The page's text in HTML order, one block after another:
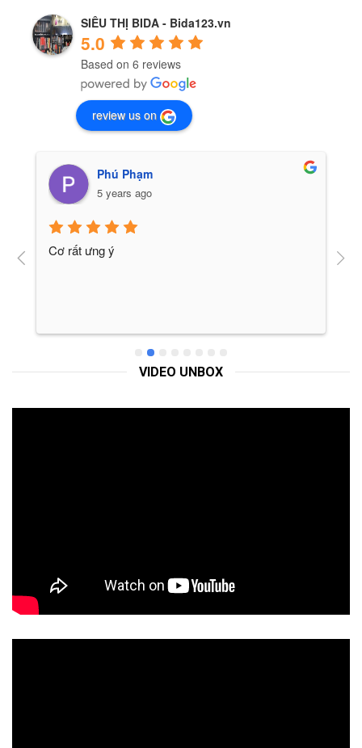
SIÊU THỊ BIDA - Bida123.vn
5.0
Based on 6 reviews
review us on
Phú Phạm
5 years ago
Cơ rất ưng ý
VIDEO UNBOX